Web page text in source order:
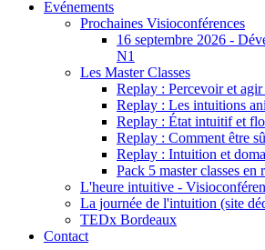
Evénements
Prochaines Visioconférences
16 septembre 2026 -
N1
Les Master Classes
Replay : Percevoir et
Replay : Les intuitions
Replay : État intuitif et
Replay : Comment être
Replay : Intuition et
Pack 5 master classes en
L'heure intuitive -
La journée de l'intuition (site
TEDx Bordeaux
Contact